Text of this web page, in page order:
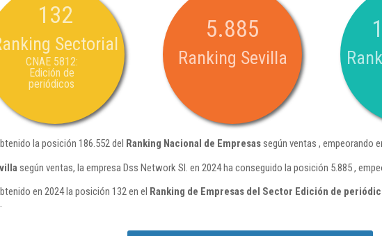
132
Sectorial
CNAE 5812:
Edición de
periódicos
5.885
Ranking Sevilla
la posición 186.552 del Ranking Nacional de Empresassegún ventas , empeorando
según ventas, la empresa Dss Network Sl. en 2024 ha conseguido la posición 5.885 ,
en 2024 la posición 132 en el Ranking de Empresas del Sector Edición de